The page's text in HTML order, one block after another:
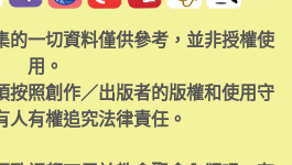
的一切資料僅供參考，並非授權使
用。
按照創作／出版者的版權和使用守
人有權追究法律責任。